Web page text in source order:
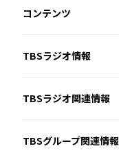
コンテンツ
TBSラジオ情報
TBSラジオ関連情報
TBSグループ関連情報